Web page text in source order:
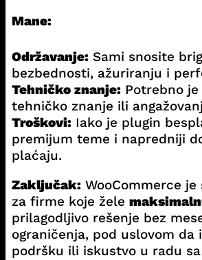
Mane:
Održavanje:Sami snosite
bezbednosti, ažuriranju i
Tehničko znanje:Potrebno je
tehničko znanje ili
Troškovi:Iako je plugin
premijum teme i napredniji
plaćaju.
Zaključak:WooCommerce je
za firme koje žele
prilagodljivo rešenje bez
ograničenja, pod uslovom da
podršku ili iskustvo u radu sa